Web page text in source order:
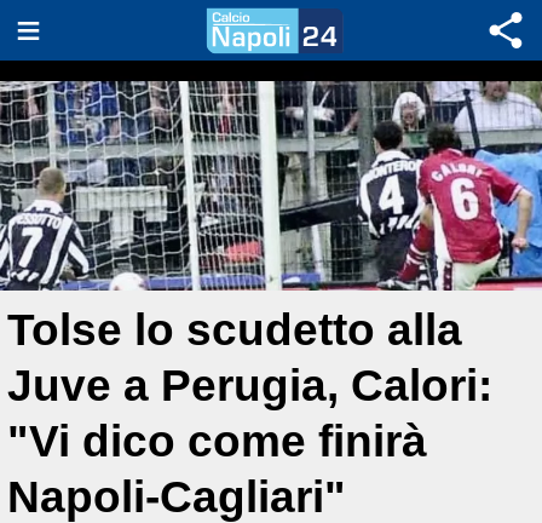
Tolse lo scudetto alla
Juve a Perugia, Calori:
"Vi dico come finirà
Napoli-Cagliari"